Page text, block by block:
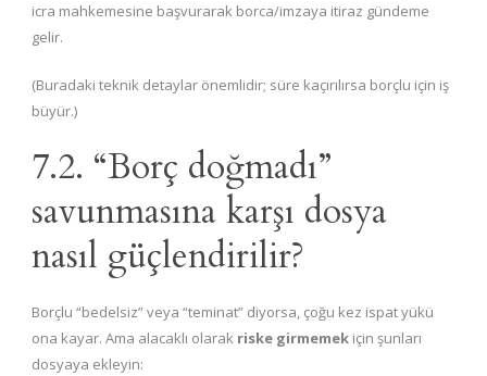
icra mahkemesine başvurarak borca/imzaya itiraz gündeme
gelir.
(Buradaki teknik detaylar önemlidir; süre kaçırılırsa borçlu için iş
büyür.)
7.2. “Borç doğmadı”
savunmasına karşı dosya
nasıl güçlendirilir?
Borçlu “bedelsiz” veya “teminat” diyorsa, çoğu kez ispat yükü
ona kayar. Ama alacaklı olarak riske girmemek için şunları
dosyaya ekleyin: